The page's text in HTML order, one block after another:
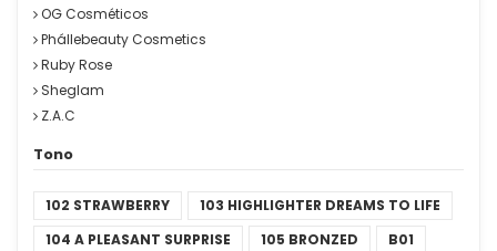
OG Cosméticos
Phállebeauty Cosmetics
Ruby Rose
Sheglam
Z.A.C
Tono
102 STRAWBERRY
103 HIGHLIGHTER DREAMS TO LIFE
104 A PLEASANT SURPRISE
105 BRONZED
B01